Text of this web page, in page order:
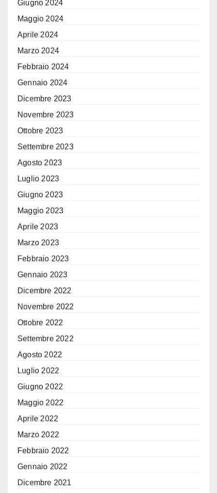
Giugno 2024
Maggio 2024
Aprile 2024
Marzo 2024
Febbraio 2024
Gennaio 2024
Dicembre 2023
Novembre 2023
Ottobre 2023
Settembre 2023
Agosto 2023
Luglio 2023
Giugno 2023
Maggio 2023
Aprile 2023
Marzo 2023
Febbraio 2023
Gennaio 2023
Dicembre 2022
Novembre 2022
Ottobre 2022
Settembre 2022
Agosto 2022
Luglio 2022
Giugno 2022
Maggio 2022
Aprile 2022
Marzo 2022
Febbraio 2022
Gennaio 2022
Dicembre 2021